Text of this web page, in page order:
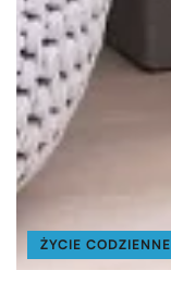
ŻYCIE CODZIENNE